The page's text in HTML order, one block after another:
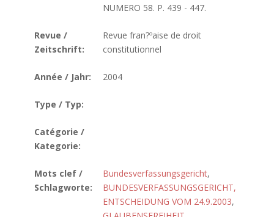
NUMERO 58. P. 439 - 447.
Revue /
Zeitschrift:
Revue fran?ºaise de droit
constitutionnel
Année / Jahr: 2004
Type / Typ:
Catégorie /
Kategorie:
Mots clef /
Schlagworte:
Bundesverfassungsgericht,
BUNDESVERFASSUNGSGERICHT,
ENTSCHEIDUNG VOM 24.9.2003,